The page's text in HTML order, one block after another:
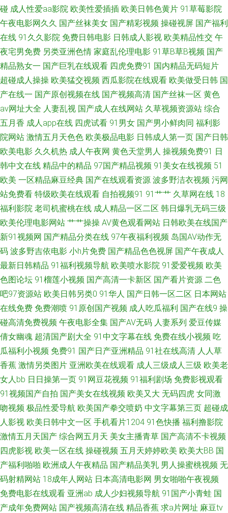
传媒入口网站 久久小视频 欧美四级电影在线观看 人人射人人插 91做爱视频
在线观看 91wz 天天橾天天看 青娱乐91密爱 国产变态另类 91妻激情 成人a
级视频 九月丁香七月婷婷 91中韩大片 91产精品 91九色女神蝌蚪 草莓狼人
在线 91网站永久入口 操逼漫画在线观看 伊人海角社区 中文字幕强奸 91熟女
成人视频黑丝 欧洲黄色精品 久久五月性爱网 狠狠干第一页 阿v网站 91美女
黑料在线网站 青娱乐91密爱 欧无码免费 黑丝被入 91制片厂无码色情 影音先
锋日韩资源 中日韩欧美aa黄色片 东方AV凹凸资源日站 色五月婷婷亚洲天堂
成人第二免费视频 日本女人国产久久 91N视频网站 91豆花tv 91熟妇 成人国
日韩激情网页 老色鬼导航 91黄色操逼网站 性欧美91 青青草91 大香蕉伊人
妻 91九色蝌蚪蜜桃人妻 天堂久久国产av av夜福利 91小视频性生活 亚洲日韩
肏屄视频 日韩少妇一区二区三区 91白丝国产在线 婷婷一本道色五月 欧美日
韩国产在线 综合蜜桃日韩网站 福利在线aa 日本強姦 91看片网页版 成人18福
利视频网站 欧美日韩三级网址 久久A精aVE 国产情色在线一区二区 伊人干福
利社 91ncom男春 中文精品久久人妻 AV伊人天堂 国产三级国产精品自产 欧
美性爱成人在线 91吃瓜国产视频 91天堂9199 大香蕉在线99 亚洲男人天堂
网205 91新人福利 黄页网站日韩Av 少妇成人网 91nAV网 91中文视频在线
源网 91免费高清视频 www成人免费 老司机手机AB在线 午夜剧场欧 91人妻
碰 成人性爱aa影院 欧美性爱插插 欧美日韩色黄片 91草莓影院
午夜电影网久久 国产丝袜美女 国产精彩视频 操碰视屏 国产福利
在线 91久久影院 免费日韩电影 日韩成人影视 欧美精品性交 午
夜宅男免费 另类亚洲色情 家庭乱伦理电影 91草B草B视频 国产
精品熟女一 国产巨乳在线观看 四虎免费91 国内精品无码短片
超碰成人操操 欧美猛交视频 西瓜影院在线观看 欧美做受日韩 国
产在线一 国产原创视频在线 国产视频高清 国产丝袜一区 黄色
av网址大全 人妻乱视 国产成人在线网站 久草视频资源站 综合
五月香 成人app在线 四虎试看 91男女 国产男小鲜肉同 福利影
院网站 激情五月天色色 欧美极品电影 日韩成人第一页 国产日韩
欧美电影 久久机热 成人午夜网 黄色天堂男人 操视频免费91 日
韩中文在线 精品中的精品 97国产精品视频 91美女在线视频 51
欧美 一区精品麻豆经典 国产在线观看资源 波多野洁衣视频 污网
站免费看 特级欧美在线观看 自拍视频91 91艹艹 久草网在线 18
福利影院 老司机蜜桃在线 成人精品一区二区 韩日爆乳无码三级
欧美伦理电影网站 艹艹操操 AV黄色观看网站 日韩欧美在线国产
新91视频网 国产精品分类在线 97午夜福利视频 岛国AV动作无
码 波多野吉依电影 小h片免费 国产精品色色视屏 国产午夜成人
最新日韩精品 91福利视频导航 欧美喷水影院 91爱爱视频 欧美
色图论坛 91榴莲小视频 国产高清一卡新区 国产看片资源 二色
吧97资源站 欧美日韩另类0 91华人 国产日韩一区二区 日本网站
在线免费 免费潮喷 91原创国产视频 成人吃瓜福利 国产在线9 操
碰高清免费视频 午夜电影全集 国产AV无码 人妻系列 爱豆传媒
倩女幽魂 超清国产剧大全 91中文字幕在线 免费在线小视频 吃
瓜福利小视频 免费91 国产日产亚洲精品 91社在线高清 人人草
香蕉 激情另类图片 亚洲欧美在线观看 成人三级成人三级 欧美老
女人bb 日日操第一页 91网豆花视频 91福利剧场 免费影视观看
91视频国产自拍 国产美女在线视频 欧美又大 无码四虎 女同激
吻视频 极品性爱导航 欧美国产拳交喷奶 中文字幕第三页 超碰成
人影视 欧美日韩中文一区 手机看片1204 91色快播 福利撸影院
激情五月天国产 综合网五月天 美女主播青草 国产高清不卡视频
四虎影视 欧美一区在线 操碰视频 五月天婷婷欧美 欧美大BB 国
产福利啪啪 欧洲成人午夜精品 国产精品美乳 男人操蜜桃视频 无
码射精网站 18成年人网站 日本高清电影网 男女啪啪午夜视频
免费电影在线观看 亚洲ab 成人少妇视频导航 91国产小青蛙 国
产成年免费网站 国产视频高清在线 精品香蕉 求a片网址 麻豆tv